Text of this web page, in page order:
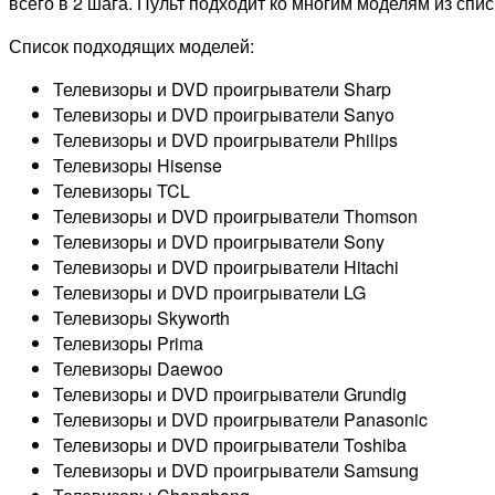
Список подходящих моделей:
Телевизоры и DVD проигрыватели Sharp
Телевизоры и DVD проигрыватели Sanyo
Телевизоры и DVD проигрыватели Philips
Телевизоры Hisense
Телевизоры TCL
Телевизоры и DVD проигрыватели Thomson
Телевизоры и DVD проигрыватели Sony
Телевизоры и DVD проигрыватели Hitachi
Телевизоры и DVD проигрыватели LG
Телевизоры Skyworth
Телевизоры Prima
Телевизоры Daewoo
Телевизоры и DVD проигрыватели Grundig
Телевизоры и DVD проигрыватели Panasonic
Телевизоры и DVD проигрыватели Toshiba
Телевизоры и DVD проигрыватели Samsung